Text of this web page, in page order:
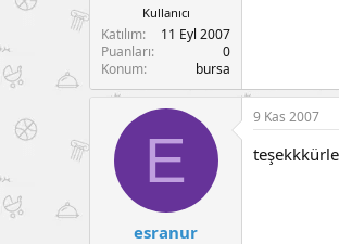
Kullanıcı
Katılım
11 Eyl 2007
Puanları
0
Konum
bursa
E
esranur
9 Kas 2007